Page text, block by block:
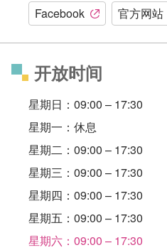
Facebook 官方网站
开放时间
星期日：09:00 – 17:30
星期一：休息
星期二：09:00 – 17:30
星期三：09:00 – 17:30
星期四：09:00 – 17:30
星期五：09:00 – 17:30
星期六：09:00 – 17:30